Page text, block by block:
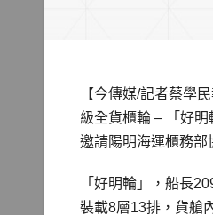
【今傳媒/記者蔡學
級全貨櫃輪 – 「好
邀請陽明海運櫃務部
「好明輪」，船長
裝載8層13排，貨艙